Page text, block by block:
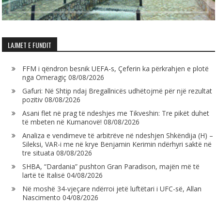
LAJMET E FUNDIT
FFM i qëndron besnik UEFA-s, Çeferin ka përkrahjen e plotë
nga Omeragiç 08/08/2026
Gafuri: Në Shtip ndaj Bregallnicës udhëtojmë për një rezultat
pozitiv 08/08/2026
Asani flet në prag të ndeshjes me Tikveshin: Tre pikët duhet
të mbeten në Kumanovë! 08/08/2026
Analiza e vendimeve të arbitrëve në ndeshjen Shkëndija (H) –
Sileksi, VAR-i me në krye Benjamin Kerimin ndërhyri saktë në
tre situata 08/08/2026
SHBA, “Dardania” pushton Gran Paradison, majën më të
lartë të Italisë 04/08/2026
Në moshë 34-vjeçare ndërroi jetë luftëtari i UFC-së, Allan
Nascimento 04/08/2026